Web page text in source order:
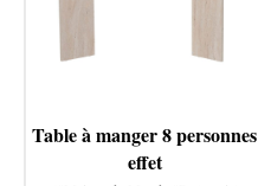
Table à manger 8 personnes
effet